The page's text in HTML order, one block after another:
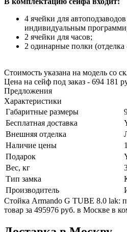
4 ячейки для
индивидуальным
2 ячейки для часов;
2 одинарные полки (отделка
Стоимость указана на модель со
Цена на сейф под заказ - 694 181
Предложения
Характеристики
Габаритные размеры
Бесплатная доставка
Внешняя отделка
Наличие цены
1
Подарок
Вес, кг
Тип замка
Производитель
Стойка Armando G TUBE 8.0 lak:
товар за 495976 руб. в Москве в